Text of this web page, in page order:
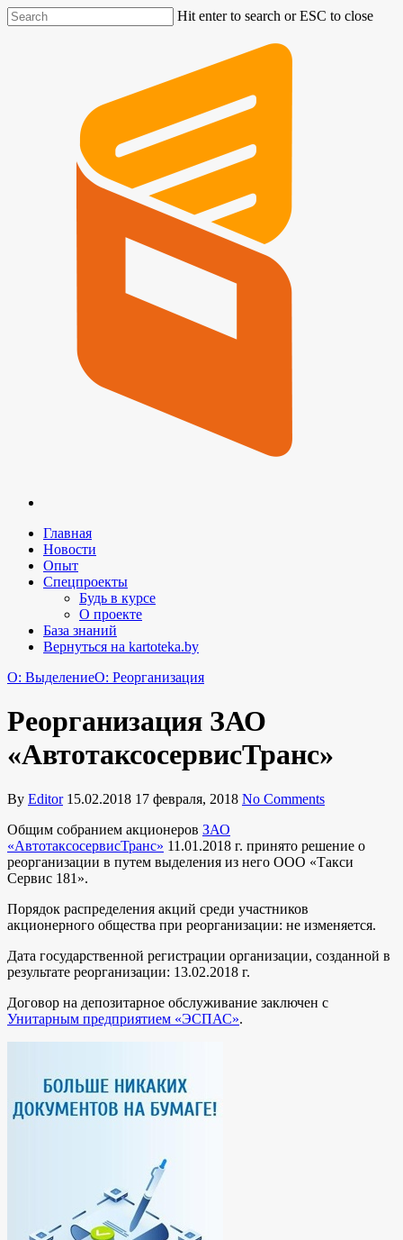
Hit enter to search or ESC to close
Главная
Новости
Опыт
Спецпроекты
Будь в курсе
О проекте
База знаний
Вернуться на kartoteka.by
O: ВыделениеO: Реорганизация
Реорганизация ЗАО
«АвтотаксосервисТранс»
By Editor 15.02.2018 17 февраля, 2018 No Comments
Общим собранием акционеров ЗАО
«АвтотаксосервисТранс» 11.01.2018 г. принято решение о
реорганизации в путем выделения из него ООО «Такси
Сервис 181».
Порядок распределения акций среди участников
акционерного общества при реорганизации: не изменяется.
Дата государственной регистрации организации, созданной в
результате реорганизации: 13.02.2018 г.
Договор на депозитарное обслуживание заключен с
Унитарным предприятием «ЭСПАС».